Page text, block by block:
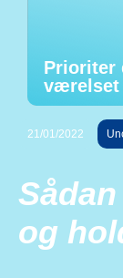
Prioriter
værelset
21/01/2022
og